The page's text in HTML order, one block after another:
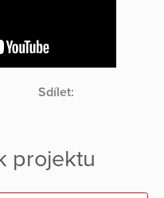
Sdílet:
projektu